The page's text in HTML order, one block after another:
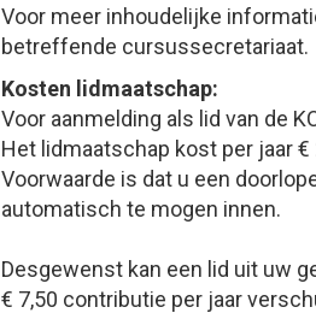
Voor meer inhoudelijke
betreffende cursussecretariaat.
Kosten lidmaatschap:
Voor aanmelding als lid van de
Het lidmaatschap kost per jaar €
Voorwaarde is dat u een
automatisch te mogen innen.
Desgewenst kan een lid uit uw
€ 7,50 contributie per jaar